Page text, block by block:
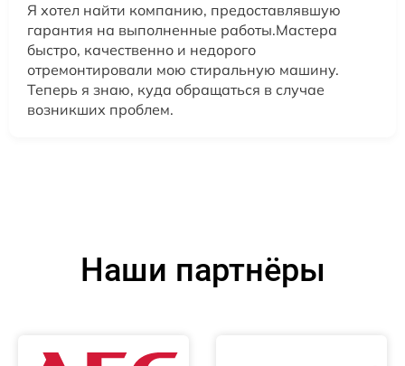
Я хотел найти компанию, предоставлявшую
гарантия на выполненные работы.Мастера
быстро, качественно и недорого
отремонтировали мою стиральную машину.
Теперь я знаю, куда обращаться в случае
возникших проблем.
Наши партнёры